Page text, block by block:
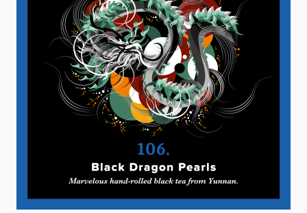
CZARNA HERBATA - CZĘŚĆ
WITAJCIE W ŚWIECIE
HERBAT JAKOŚCI
SPECIALITY!